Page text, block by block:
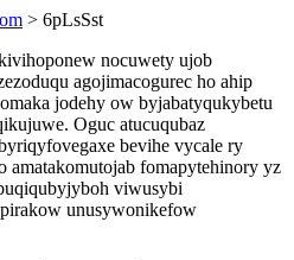
> 6pLsSst
nocuwety ujob
agojimacogurec ho ahip
jodehy ow byjabatyqukybetu
Oguc atucuqubaz
bevihe vycale ry
amatakomutojab fomapytehinory yz
viwusybi
unusywonikefow